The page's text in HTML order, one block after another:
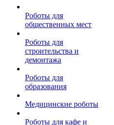
Роботы для
общественных мест
Роботы для
строительства и
демонтажа
Роботы для
образования
Медицинские роботы
Роботы для кафе и